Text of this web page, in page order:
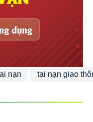
nạn tai nạn giao